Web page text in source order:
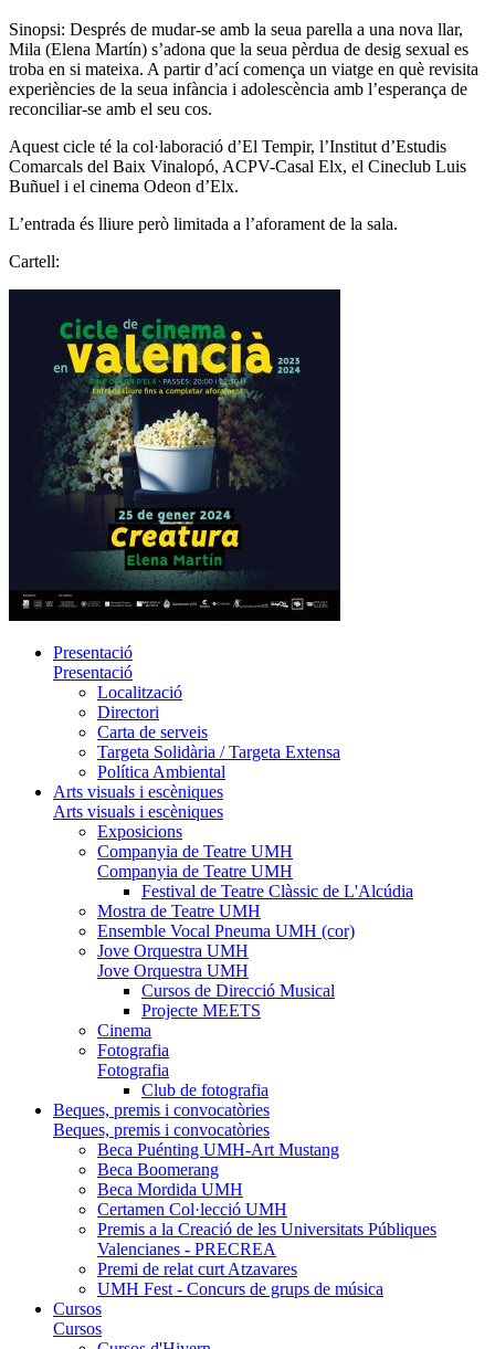
Sinopsi: Després de mudar-se amb la seua parella a una nova llar,
Mila (Elena Martín) s’adona que la seua pèrdua de desig sexual es
troba en si mateixa. A partir d’ací comença un viatge en què revisita
experiències de la seua infància i adolescència amb l’esperança de
reconciliar-se amb el seu cos.
Aquest cicle té la col·laboració d’El Tempir, l’Institut d’Estudis
Comarcals del Baix Vinalopó, ACPV-Casal Elx, el Cineclub Luis
Buñuel i el cinema Odeon d’Elx.
L’entrada és lliure però limitada a l’aforament de la sala.
Cartell:
Presentació
Presentació
Localització
Directori
Carta de serveis
Targeta Solidària / Targeta Extensa
Política Ambiental
Arts visuals i escèniques
Arts visuals i escèniques
Exposicions
Companyia de Teatre UMH
Companyia de Teatre UMH
Festival de Teatre Clàssic de L'Alcúdia
Mostra de Teatre UMH
Ensemble Vocal Pneuma UMH (cor)
Jove Orquestra UMH
Jove Orquestra UMH
Cursos de Direcció Musical
Projecte MEETS
Cinema
Fotografia
Fotografia
Club de fotografia
Beques, premis i convocatòries
Beques, premis i convocatòries
Beca Puénting UMH-Art Mustang
Beca Boomerang
Beca Mordida UMH
Certamen Col·lecció UMH
Premis a la Creació de les Universitats Públiques
Valencianes - PRECREA
Premi de relat curt Atzavares
UMH Fest - Concurs de grups de música
Cursos
Cursos